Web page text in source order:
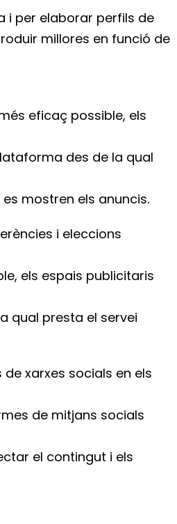
i per elaborar perfils de
millores en funció de
eficaç possible, els
des de la qual
mostren els anuncis.
i eleccions
els espais publicitaris
qual presta el servei
xarxes socials en els
de mitjans socials
el contingut i els